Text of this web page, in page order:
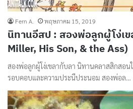
Fern A. พฤษภาคม 15, 2019
นิทานอีสป : สองพ่อลูกผู้โง่เข
Miller, His Son, & the Ass)
สองพ่อลูกผู้โง่เขลากับลา นิทานคลาสสิกสอน
รอบคอบและความประนีประนอม สองพ่อล…